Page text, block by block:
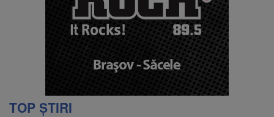
TOP ȘTIRI